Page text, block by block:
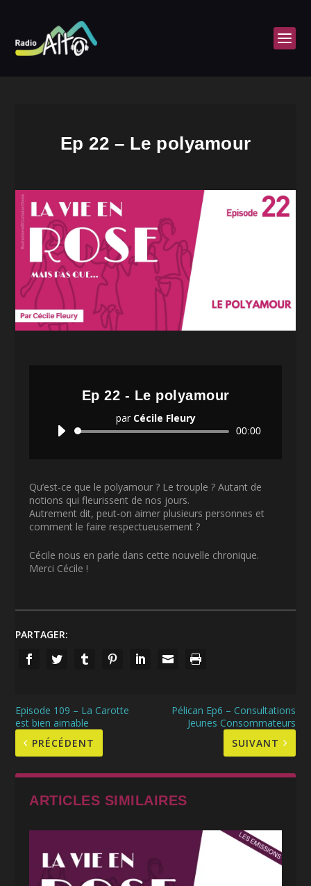
Ep 22 – Le polyamour
Ep 22 - Le polyamour
par Cécile Fleury
Lecteur
00:00
Qu’est-ce que le polyamour ? Le trouple ? Autant de
notions qui fleurissent de nos jours.
Autrement dit, peut-on aimer plusieurs personnes et
comment le faire respectueusement ?
Cécile nous en parle dans cette nouvelle chronique.
Merci Cécile !
PARTAGER:
Episode 109 – La Carotte
est bien aimable
PRÉCÉDENT
Pélican Ep6 – Consultations
Jeunes Consommateurs
SUIVANT
ARTICLES SIMILAIRES